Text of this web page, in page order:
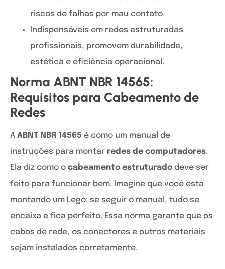
riscos de falhas por mau contato.
Indispensáveis em redes estruturadas
profissionais, promovem durabilidade,
estética e eficiência operacional.
Norma ABNT NBR 14565:
Requisitos para Cabeamento de
Redes
A ABNT NBR 14565 é como um manual de
instruções para montar redes de computadores.
Ela diz como o cabeamento estruturado deve ser
feito para funcionar bem. Imagine que você está
montando um Lego: se seguir o manual, tudo se
encaixa e fica perfeito. Essa norma garante que os
cabos de rede, os conectores e outros materiais
sejam instalados corretamente.